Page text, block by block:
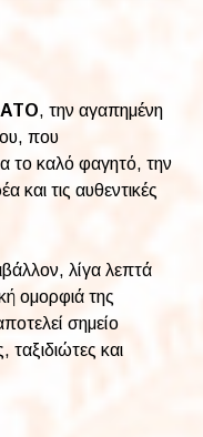
, την αγαπημένη
που
το καλό φαγητό, την
και τις αυθεντικές
λίγα λεπτά
ομορφιά της
σημείο
ταξιδιώτες και